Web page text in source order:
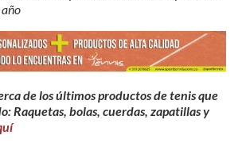
de los últimos productos de tenis que
Raquetas, bolas, cuerdas, zapatillas y